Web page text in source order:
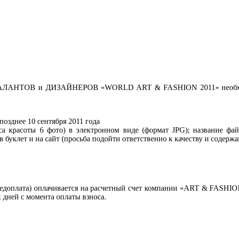
и ДИЗАЙНЕРОВ «WORLD ART & FASHION 2011»
10 сентября 2011 года
красоты 6 фото) в электронном виде (формат JPG); название
и на сайт (просьба подойти ответственно к качеству и
оплачивается на расчетный счет компании «ART &
дней с момента оплаты взноса.